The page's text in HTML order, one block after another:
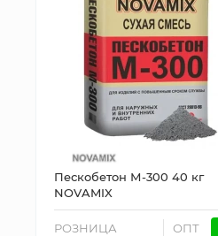
Пескобетон М-300 40 кг
NOVAMIX
РОЗНИЦА ОПТ